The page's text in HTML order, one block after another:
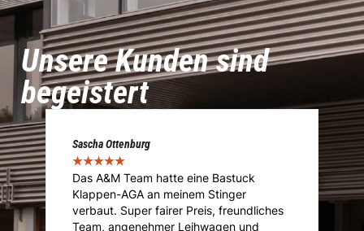
Unsere Kunden sind
begeistert
Sascha Ottenburg
★★★★★
Das A&M Team hatte eine Bastuck
Klappen-AGA an meinem Stinger
verbaut. Super fairer Preis, freundliches
Team, angenehmer Leihwagen und
★